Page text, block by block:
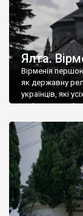
Ялта.
Вірменія
як державну
українців, які
є відданими